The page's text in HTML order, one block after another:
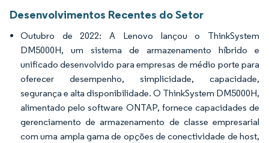
Desenvolvimentos Recentes do Setor
Outubro de 2022: A Lenovo lançou o ThinkSystem
DM5000H, um sistema de armazenamento híbrido e
unificado desenvolvido para empresas de médio porte para
oferecer desempenho, simplicidade, capacidade,
segurança e alta disponibilidade. O ThinkSystem DM5000H,
alimentado pelo software ONTAP, fornece capacidades de
gerenciamento de armazenamento de classe empresarial
com uma ampla gama de opções de conectividade de host,